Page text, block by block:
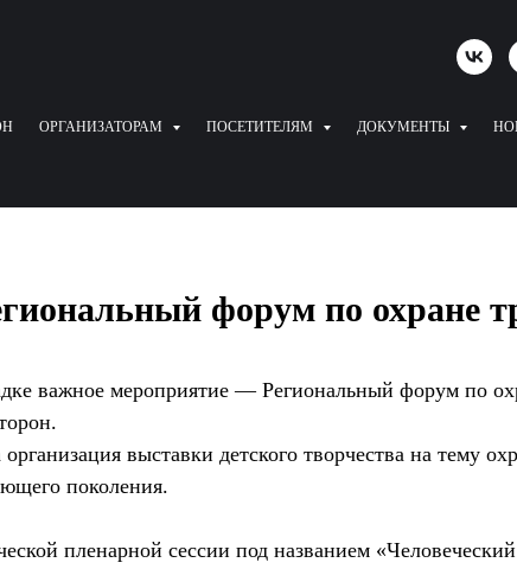
ОРГАНИЗАТОРАМ ПОСЕТИТЕЛЯМ ДОКУМЕНТЫ
форум по охране
важное мероприятие — Региональный форум по
выставки детского творчества на тему
поколения.
пленарной сессии под названием